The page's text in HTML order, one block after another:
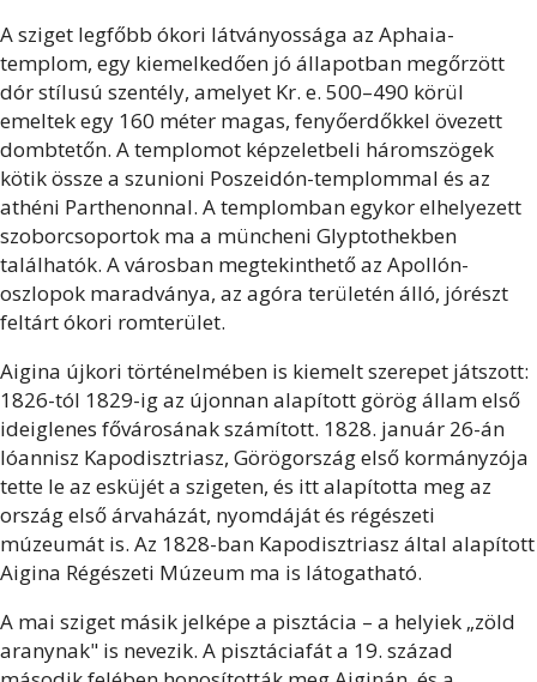
A sziget legfőbb ókori látványossága az Aphaia-
templom, egy kiemelkedően jó állapotban megőrzött
dór stílusú szentély, amelyet Kr. e. 500–490 körül
emeltek egy 160 méter magas, fenyőerdőkkel övezett
dombtetőn. A templomot képzeletbeli háromszögek
kötik össze a szunioni Poszeidón-templommal és az
athéni Parthenonnal. A templomban egykor elhelyezett
szoborcsoportok ma a müncheni Glyptothekben
találhatók. A városban megtekinthető az Apollón-
oszlopok maradványa, az agóra területén álló, jórészt
feltárt ókori romterület.
Aigina újkori történelmében is kiemelt szerepet játszott:
1826-tól 1829-ig az újonnan alapított görög állam első
ideiglenes fővárosának számított. 1828. január 26-án
Ióannisz Kapodisztriasz, Görögország első kormányzója
tette le az esküjét a szigeten, és itt alapította meg az
ország első árvaházát, nyomdáját és régészeti
múzeumát is. Az 1828-ban Kapodisztriasz által alapított
Aigina Régészeti Múzeum ma is látogatható.
A mai sziget másik jelképe a pisztácia – a helyiek „zöld
aranynak" is nevezik. A pisztáciafát a 19. század